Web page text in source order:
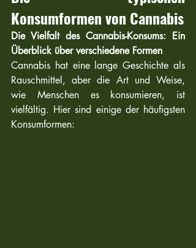
Konsumformen von Cannabis
Die Vielfalt des Cannabis-Konsums: Ein
Überblick über verschiedene Formen
Cannabis hat eine lange Geschichte als
Rauschmittel, aber die Art und Weise,
wie Menschen es konsumieren, ist
vielfältig. Hier sind einige der häufigsten
Konsumformen: